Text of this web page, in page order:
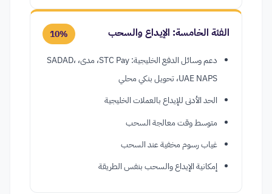
الفئة الخامسة: الإيداع والسحب 10%
دعم وسائل الدفع الخليجية: STC Pay، مدى، SADAD،
UAE NAPS، تحويل بنكي محلي
الحد الأدنى للإيداع بالعملات الخليجية
متوسط وقت معالجة السحب
غياب رسوم مخفية عند السحب
إمكانية الإيداع والسحب بنفس الطريقة